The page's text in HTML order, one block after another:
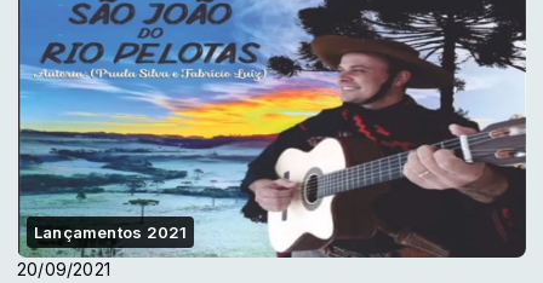
Lançamentos 2021
20/09/2021